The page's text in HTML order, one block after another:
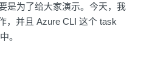
是为了给大家演示。今天，我
，并且 Azure CLI 这个 task
。